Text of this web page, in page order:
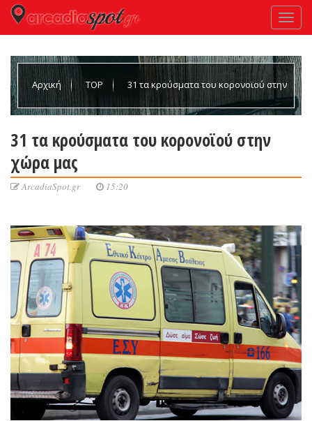
Αρχική TOP 31 τα κρούσματα του κορονοϊού στην
31 τα κρούσματα του κορονοϊού στην
χώρα μας
ArcadiaSpot.gr 15:20